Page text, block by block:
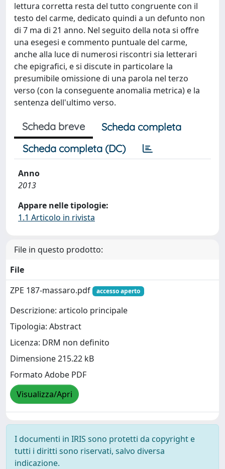
lettura corretta resta del tutto congruente con il
testo del carme, dedicato quindi a un defunto non
di 7 ma di 21 anno. Nel seguito della nota si offre
una esegesi e commento puntuale del carme,
anche alla luce di numerosi riscontri sia letterari
che epigrafici, e si discute in particolare la
presumibile omissione di una parola nel terzo
verso (con la conseguente anomalia metrica) e la
sentenza dell'ultimo verso.
Scheda breve
Scheda completa
Scheda completa (DC)
Anno
2013
Appare nelle tipologie:
1.1 Articolo in rivista
File in questo prodotto:
File
ZPE 187-massaro.pdf
accesso aperto
Descrizione: articolo principale
Tipologia: Abstract
Licenza: DRM non definito
Dimensione 215.22 kB
Formato Adobe PDF
Visualizza/Apri
I documenti in IRIS sono protetti da copyright e
tutti i diritti sono riservati, salvo diversa
indicazione.